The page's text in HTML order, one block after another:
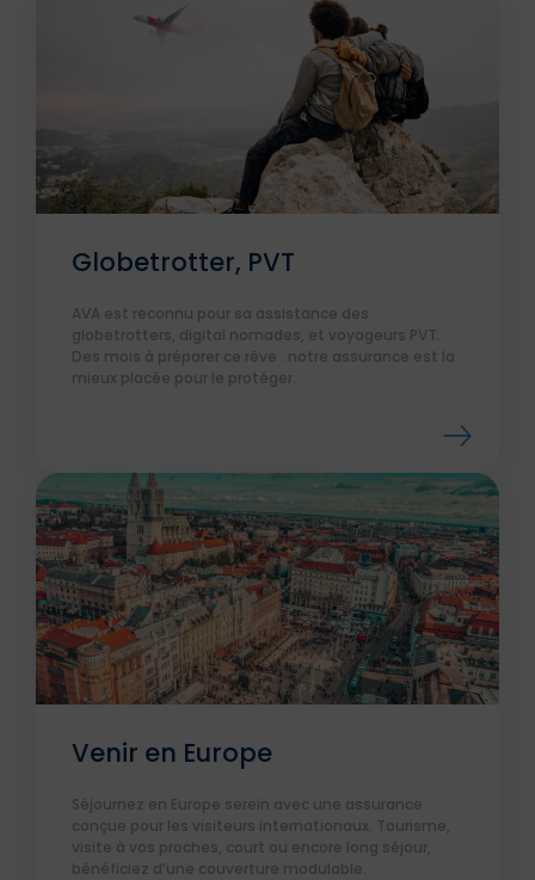
Globetrotter, PVT
AVA est reconnu pour sa assistance des
globetrotters, digital nomades, et voyageurs PVT.
Des mois à préparer ce rêve : notre assurance est la
mieux placée pour le protéger.
Venir en Europe
Séjournez en Europe serein avec une assurance
conçue pour les visiteurs internationaux. Tourisme,
visite à vos proches, court ou encore long séjour,
bénéficiez d’une couverture modulable.